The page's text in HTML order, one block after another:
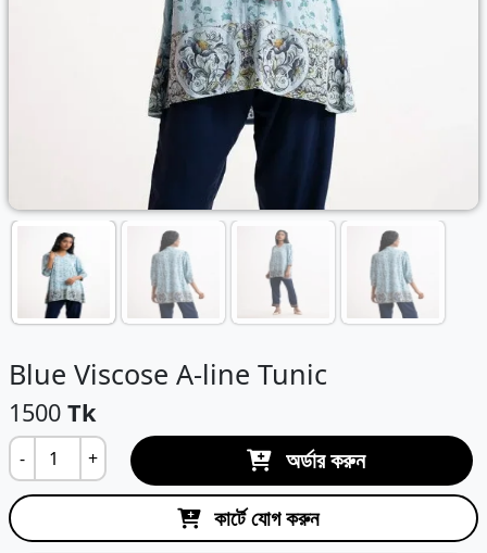
Blue Viscose A-line Tunic
1500 Tk
- + অর্ডার করুন
কার্টে যোগ করুন